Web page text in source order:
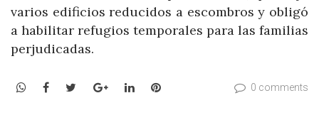
varios edificios reducidos a escombros y obligó
a habilitar refugios temporales para las familias
perjudicadas.
WhatsApp
Facebook
TwitterGoogle+LinkedInPinterest 0 comments